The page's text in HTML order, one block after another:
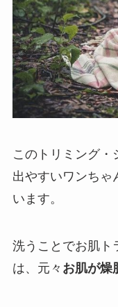
このトリミング・
出やすいワンちゃ
います。
洗うことでお肌ト
は、元々 お肌が燥